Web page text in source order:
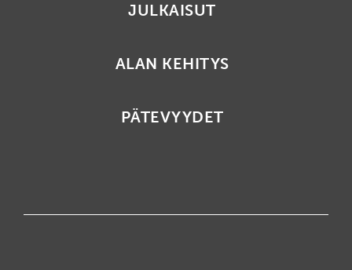
JULKAISUT
ALAN KEHITYS
PÄTEVYYDET